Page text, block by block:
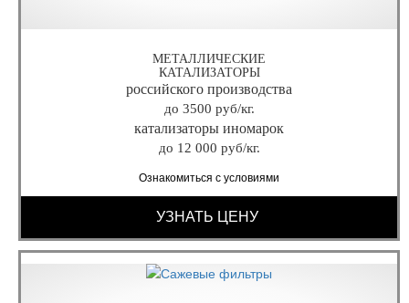
МЕТАЛЛИЧЕСКИЕ
КАТАЛИЗАТОРЫ
российского производства
до 3500 руб/кг.
катализаторы иномарок
до 12 000 руб/кг.
Ознакомиться с условиями
УЗНАТЬ ЦЕНУ